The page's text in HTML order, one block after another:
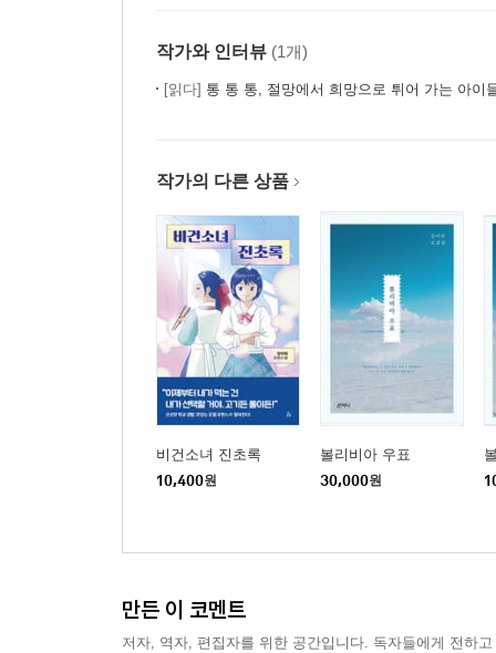
작가와 인터뷰 (1개)
[읽다] 통 통 통, 절망에서 희망으로 튀어 가는 아이
작가의 다른 상품
비건소녀 진초록
10,400원
볼리비아 우표
30,000원
만든 이 코멘트
저자, 역자, 편집자를 위한 공간입니다. 독자들에게 전하